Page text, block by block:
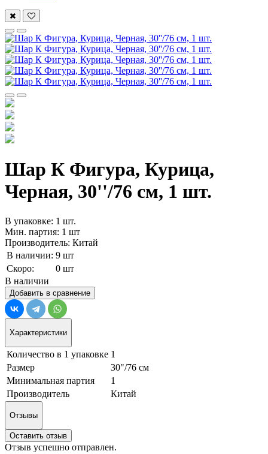
Шар К Фигура, Курица,
Черная, 30''/76 см, 1 шт.
В упаковке: 1 шт.
Мин. партия: 1 шт
Производитель: Китай
В наличии: 9 шт
Скоро:
0 шт
В наличии
Добавить в сравнение
Характеристики
Количество в 1 упаковке 1
Размер
30"/76 см
Минимальная партия
1
Производитель
Китай
Отзывы
Оставить отзыв
Отзыв успешно отправлен.